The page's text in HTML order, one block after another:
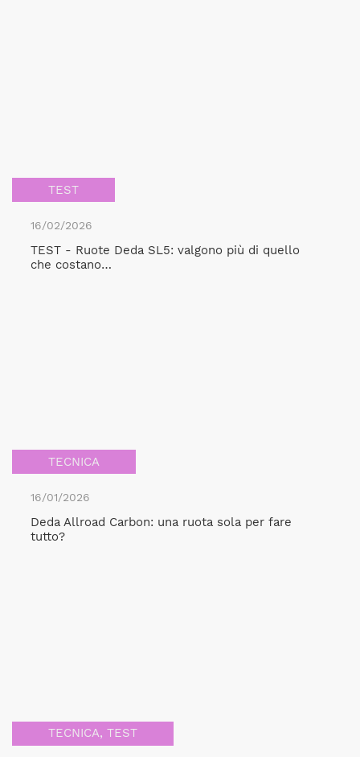
TEST
16/02/2026
TEST - Ruote Deda SL5: valgono più di quello
che costano…
TECNICA
16/01/2026
Deda Allroad Carbon: una ruota sola per fare
tutto?
TECNICA, TEST